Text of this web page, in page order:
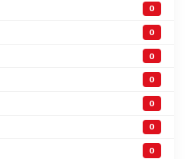
0
0
0
0
0
0
0